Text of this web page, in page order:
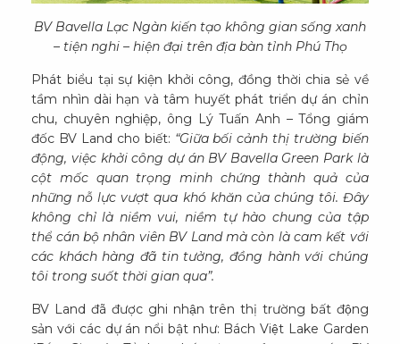
BV Bavella Lạc Ngàn kiến tạo không gian sống xanh
– tiện nghi – hiện đại trên địa bàn tỉnh Phú Thọ
Phát biểu tại sự kiện khởi công, đồng thời chia sẻ về
tầm nhìn dài hạn và tâm huyết phát triển dự án chỉn
chu, chuyên nghiệp, ông Lý Tuấn Anh – Tổng giám
đốc BV Land cho biết: “Giữa bối cảnh thị trường biến
động, việc khởi công dự án BV Bavella Green Park là
cột mốc quan trọng minh chứng thành quả của
những nỗ lực vượt qua khó khăn của chúng tôi. Đây
không chỉ là niềm vui, niềm tự hào chung của tập
thể cán bộ nhân viên BV Land mà còn là cam kết với
các khách hàng đã tin tưởng, đồng hành với chúng
tôi trong suốt thời gian qua”.
BV Land đã được ghi nhận trên thị trường bất động
sản với các dự án nổi bật như: Bách Việt Lake Garden